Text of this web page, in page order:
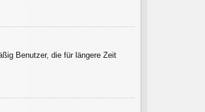
Benutzer, die für längere Zeit